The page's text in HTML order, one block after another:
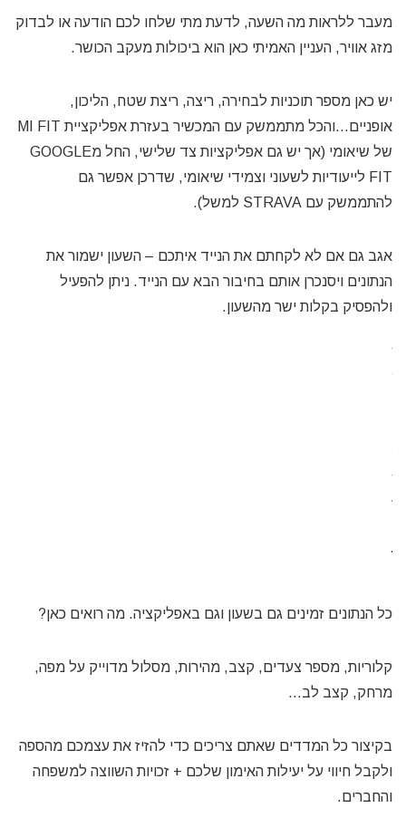
מעבר ללראות מה השעה, לדעת מתי שלחו לכם הודעה או לבדוק
מזג אוויר, העניין האמיתי כאן הוא ביכולות מעקב הכושר.
יש כאן מספר תוכניות לבחירה, ריצה, ריצת שטח, הליכון,
אופניים…והכל מתממשק עם המכשיר בעזרת אפליקציית MI FIT
של שיאומי (אך יש גם אפליקציות צד שלישי, החל מGOOGLE
FIT לייעודיות לשעוני וצמידי שיאומי, שדרכן אפשר גם
להתממשק עם STRAVA למשל).
אגב גם אם לא לקחתם את הנייד איתכם – השעון ישמור את
הנתונים ויסנכרן אותם בחיבור הבא עם הנייד. ניתן להפעיל
ולהפסיק בקלות ישר מהשעון.
כל הנתונים זמינים גם בשעון וגם באפליקציה. מה רואים כאן?
קלוריות, מספר צעדים, קצב, מהירות, מסלול מדוייק על מפה,
מרחק, קצב לב…
בקיצור כל המדדים שאתם צריכים כדי להזיז את עצמכם מהספה
ולקבל חיווי על יעילות האימון שלכם + זכויות השווצה למשפחה
והחברים.